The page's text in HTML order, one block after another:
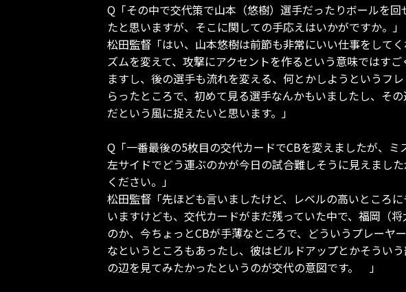
Q「その中で交代策で山本（悠樹）選手だったりボールを
たと思いますが、そこに関しての手応えはいかがですか。」
松田監督「はい、山本悠樹は前節も非常にいい仕事をして
ズムを変えて、攻撃にアクセントを作るという意味ではす
ますし、後の選手も流れを変える、何とかしようというフ
らったところで、初めて見る選手なんかもいましたし、そ
だという風に捉えたいと思います。」
Q「一番最後の5枚目の交代カードでCBを変えましたが、
左サイドでどう運ぶのかが今日の試合難しそうに見えまし
ください。」
松田監督「先ほども言いましたけど、レベルの高いところ
いますけども、交代カードがまだ残っていた中で、福岡（
のか、今ちょっとCBが手薄なところで、どういうプレーヤ
なというところもあったし、彼はビルドアップとかそうい
の辺を見てみたかったというのが交代の意図です。 」